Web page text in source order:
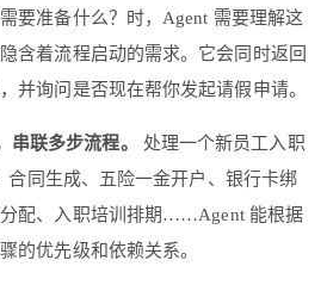
要准备什么？时，Agent 需要理解这
含着流程启动的需求。它会同时返回
并询问是否现在帮你发起请假申请。
串联多步流程。
处理一个新员工入职
合同生成、五险一金开户、银行卡绑
配、入职培训排期……Agent 能根据
的优先级和依赖关系。